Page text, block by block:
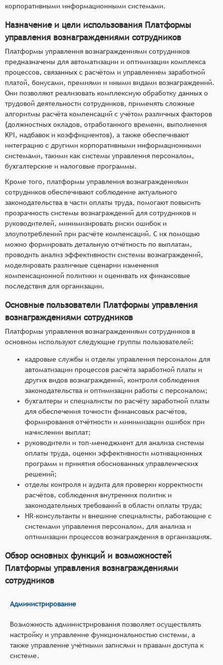
корпоративными информационными системами.
Назначение и цели использования Платформы
управления вознаграждениями сотрудников
Платформы управления вознаграждениями сотрудников
предназначены для автоматизации и оптимизации комплекса
процессов, связанных с расчётом и управлением заработной
платой, бонусами, премиями и иными видами вознаграждений.
Они позволяют реализовать комплексную обработку данных о
трудовой деятельности сотрудников, применять сложные
алгоритмы расчёта компенсаций с учётом различных факторов
(должностных окладов, отработанного времени, выполнения
KPI, надбавок и коэффициентов), а также обеспечивают
интеграцию с другими корпоративными информационными
системами, такими как системы управления персоналом,
бухгалтерские и налоговые программы.
Кроме того, платформы управления вознаграждениями
сотрудников обеспечивают соблюдение актуального
законодательства в части оплаты труда, помогают повысить
прозрачность системы вознаграждений для сотрудников и
руководителей, минимизировать риски ошибок и
злоупотреблений при расчёте компенсаций. С их помощью
можно формировать детальную отчётность по выплатам,
проводить анализ эффективности системы вознаграждений,
моделировать различные сценарии изменения
компенсационной политики и оценивать их финансовые
последствия для организации.
Основные пользователи Платформы управления
вознаграждениями сотрудников
Платформы управления вознаграждениями сотрудников в
основном используют следующие группы пользователей:
кадровые службы и отделы управления персоналом для
автоматизации процессов расчёта заработной платы и
других видов вознаграждений, контроля соблюдения
законодательства и оптимизации работы с персоналом;
бухгалтеры и специалисты по расчёту заработной платы
для обеспечения точности финансовых расчётов,
формирования отчётности и минимизации ошибок при
начислении выплат;
руководители и топ-менеджмент для анализа системы
оплаты труда, оценки эффективности мотивационных
программ и принятия обоснованных управленческих
решений;
отделы контроля и аудита для проверки корректности
расчётов, соблюдения внутренних политик и
законодательных требований в области оплаты труда;
HR-консультанты и внешние специалисты, работающие с
системами управления персоналом, для анализа и
оптимизации процессов вознаграждения в организациях.
Обзор основных функций и возможностей
Платформы управления вознаграждениями
сотрудников
Администрирование
Возможность администрирования позволяет осуществлять
настройку и управление функциональностью системы, а
также управление учётными записями и правами доступа к
системе.